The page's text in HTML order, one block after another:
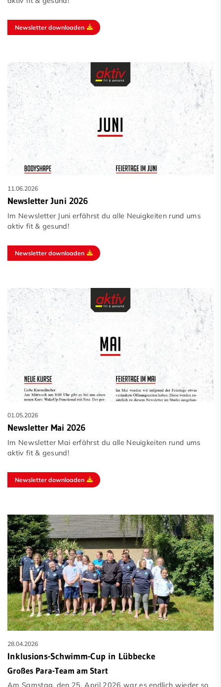
Newsletter downloaden
11.06.2026
Newsletter Juni 2026
Im Newsletter Juni erfährst du alle Neuigkeiten rund ums
aktiv fit & gesund!
Newsletter downloaden
01.05.2026
Newsletter Mai 2026
Im Newsletter Mai erfährst du alle Neuigkeiten rund ums
aktiv fit & gesund!
Newsletter downloaden
28.04.2026
Inklusions-Schwimm-Cup in Lübbecke
Großes Para-Team am Start
Am Samstag, den 25. April 2026 war es endlich wieder so